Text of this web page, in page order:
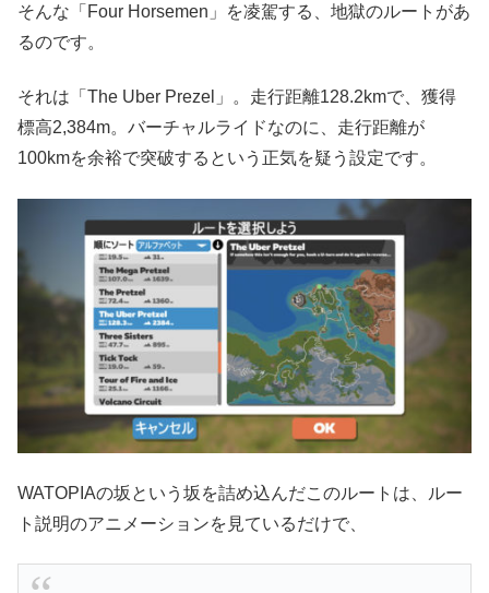
そんな「Four Horsemen」を凌駕する、地獄のルートがあ
るのです。
それは「The Uber Prezel」。走行距離128.2kmで、獲得
標高2,384m。バーチャルライドなのに、走行距離が
100kmを余裕で突破するという正気を疑う設定です。
WATOPIAの坂という坂を詰め込んだこのルートは、ルー
ト説明のアニメーションを見ているだけで、